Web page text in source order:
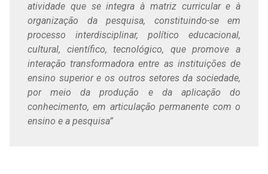
atividade que se integra à matriz curricular e à
organização da pesquisa, constituindo-se em
processo interdisciplinar, político educacional,
cultural, científico, tecnológico, que promove a
interação transformadora entre as instituições de
ensino superior e os outros setores da sociedade,
por meio da produção e da aplicação do
conhecimento, em articulação permanente com o
ensino e a pesquisa”